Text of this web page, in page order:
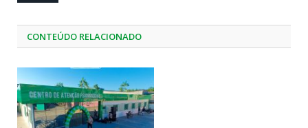
CONTEÚDO RELACIONADO